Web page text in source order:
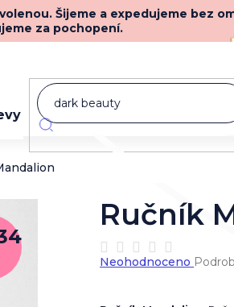
Šijeme a expedujeme bez
za pochopení.
Novinky
Ručník
Průměrné
hodnocení
Neohodnoceno